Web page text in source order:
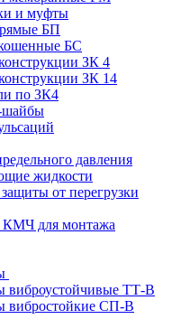
и муфты
БП
БС
ЗК 4
ЗК 14
по ЗК4
шайбы
давления
жидкости
от перегрузки
для монтажа
виброустойчивые ТТ-В
вибростойкие СП-В